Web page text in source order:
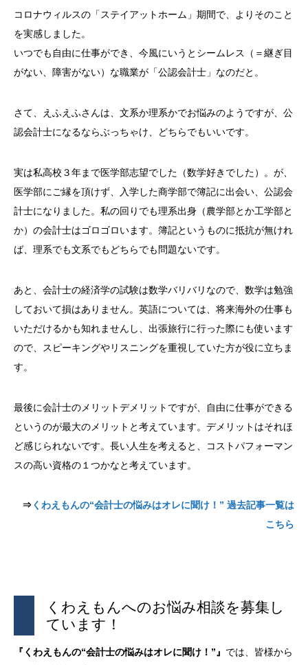
コロナウィルスの「ステイアットホーム」期間で、よりそのこと
を実感しました。
いつでも自由に仕事ができ、今風にいうとシームレス（＝継ぎ目
がない、障害がない）な職業が「公認会計士」なのだと。
さて、えふえふさんは、文系か理系かでお悩みのようですが、公
認会計士になるならぶっちゃけ、どちらでもいいです。
実は私高校３年まで医学部志望でした（数学好きでした）。が、
医学部にご縁を頂けず、入学した商学部で簿記に出会い、公認会
計士になりました。私の回りでも理系出身（農学部とか工学部と
か）の会計士はゴロゴロいます。簿記というものに抵抗が無けれ
ば、理系でも文系でもどちらでも問題ないです。
あと、会計士の経済学の試験は数学バリバリなので、数学は勉強
しておいて損はありません。英語については、将来海外の仕事も
いただけるかも知れませんし、出張旅行に行った際にも使います
ので、スピーキングやリスニングを重視していた方が役に立ちま
す。
最後に会計士のメリットデメリットですが、自由に仕事ができる
というのが最大のメリットと考えています。デメリットはそれほ
ど感じられないです。長い人生を考えると、コストパフォーマン
スの高い資格の１つかなと考えています。
⇒くわえもんの“会計士の悩みはオレに聞け！ ” 過去記事一覧は
こちら
くわえもんへのお悩み相談を募集し
ています！
『くわえもんの“会計士の悩みはオレに聞け！”』 では、皆様から